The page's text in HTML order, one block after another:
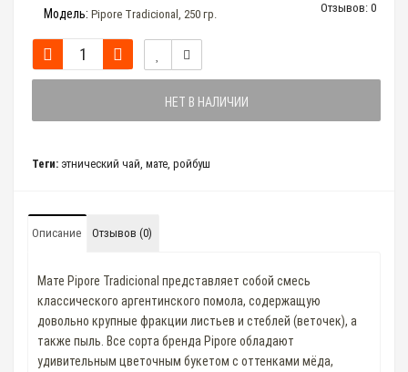
Отзывов: 0
Модель: Pipore Tradicional, 250 гр.
НЕТ В НАЛИЧИИ
Теги: этнический чай, мате, ройбуш
Описание Отзывов (0)
Мате Pipore Tradicional представляет собой смесь
классического аргентинского помола, содержащую
довольно крупные фракции листьев и стеблей (веточек), а
также пыль. Все сорта бренда Pipore обладают
удивительным цветочным букетом с оттенками мёда,